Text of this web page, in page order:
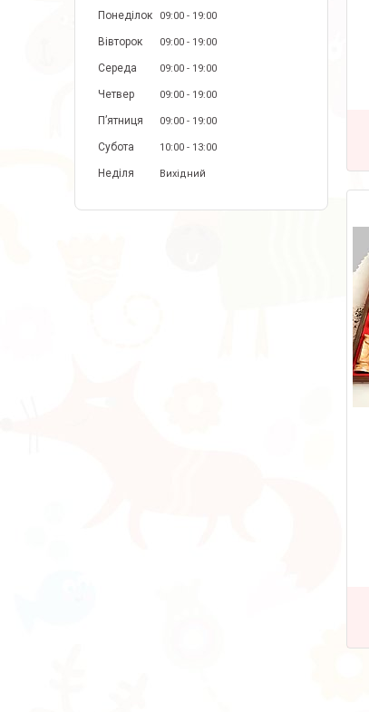
Понеділок 09:00 19:00
Вівторок 09:00 19:00
Середа 09:00 19:00
Четвер 09:00 19:00
Пʼятниця 09:00 19:00
Субота 10:00 13:00
Неділя Вихідний